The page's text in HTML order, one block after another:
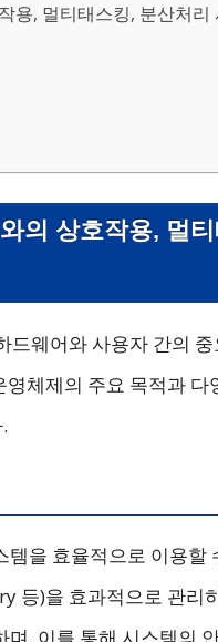
용, 멀티태스킹, 분산처리
의 상호작용, 멀
웨어와 사용자 간의
체제의 주요 목적과 다
을 효율적으로 이용할
등)을 효과적으로 관리
, 이를 통해 시스템의